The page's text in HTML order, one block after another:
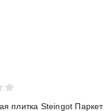
плитка Steingot Паркет